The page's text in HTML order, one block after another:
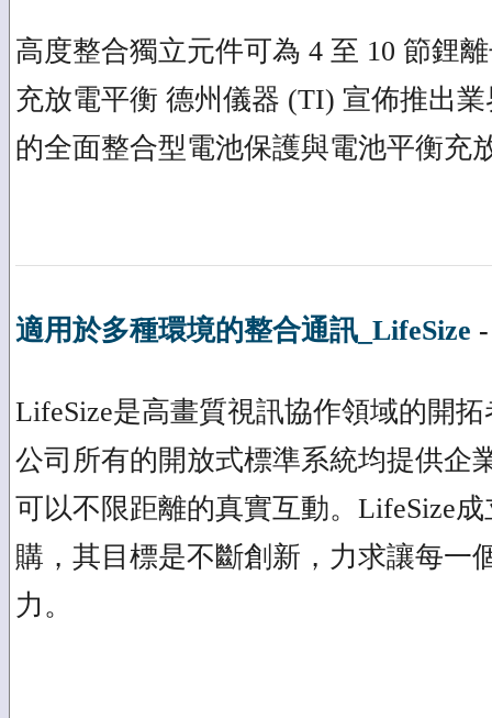
高度整合獨立元件可為 4 至 10 節鋰
充放電平衡 德州儀器 (TI) 宣佈推出
的全面整合型電池保護與電池平衡充
適用於多種環境的整合通訊_LifeSize
LifeSize是高畫質視訊協作領域的開
公司所有的開放式標準系統均提供企
可以不限距離的真實互動。LifeSize
購，其目標是不斷創新，力求讓每一
力。